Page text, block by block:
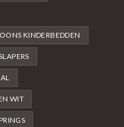
KINDERBEDDEN
WIT